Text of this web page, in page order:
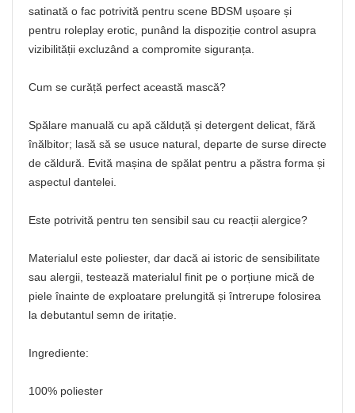
satinată o fac potrivită pentru scene BDSM ușoare și
pentru roleplay erotic, punând la dispoziție control asupra
vizibilității excluzând a compromite siguranța.
Cum se curăță perfect această mască?
Spălare manuală cu apă călduță și detergent delicat, fără
înălbitor; lasă să se usuce natural, departe de surse directe
de căldură. Evită mașina de spălat pentru a păstra forma și
aspectul dantelei.
Este potrivită pentru ten sensibil sau cu reacții alergice?
Materialul este poliester, dar dacă ai istoric de sensibilitate
sau alergii, testează materialul finit pe o porțiune mică de
piele înainte de exploatare prelungită și întrerupe folosirea
la debutantul semn de iritație.
Ingrediente:
100% poliester